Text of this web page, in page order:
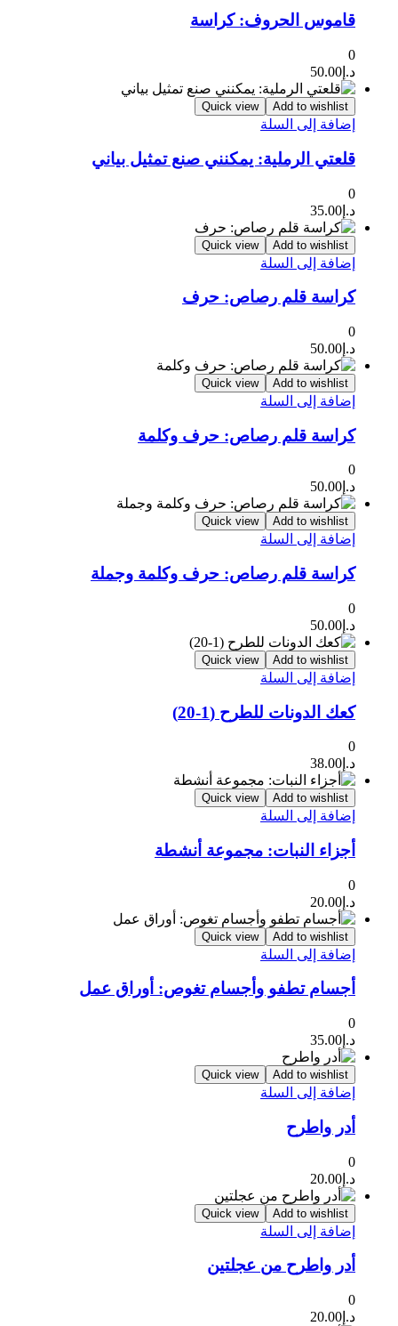
قاموس الحروف: كراسة
0
د.إ 50.00
Add to wishlist
Quick view
إضافة إلى السلة
قلعتي الرملية: يمكنني صنع تمثيل بياني
0
د.إ 35.00
Add to wishlist
Quick view
إضافة إلى السلة
كراسة قلم رصاص: حرف
0
د.إ 50.00
Add to wishlist
Quick view
إضافة إلى السلة
كراسة قلم رصاص: حرف وكلمة
0
د.إ 50.00
Add to wishlist
Quick view
إضافة إلى السلة
كراسة قلم رصاص: حرف وكلمة وجملة
0
د.إ 50.00
Add to wishlist
Quick view
إضافة إلى السلة
كعك الدونات للطرح (1-20)
0
د.إ 38.00
Add to wishlist
Quick view
إضافة إلى السلة
أجزاء النبات: مجموعة أنشطة
0
د.إ 20.00
Add to wishlist
Quick view
إضافة إلى السلة
أجسام تطفو وأجسام تغوص: أوراق عمل
0
د.إ 35.00
Add to wishlist
Quick view
إضافة إلى السلة
أدر واطرح
0
د.إ 20.00
Add to wishlist
Quick view
إضافة إلى السلة
أدر واطرح من عجلتين
0
د.إ 20.00